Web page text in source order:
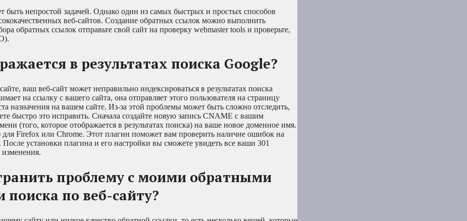
быть непростой задачей. Однако один из самых быстрых и простых способов
веб-сайтов. Создание обратных ссылок можно выполнить
обратных ссылок отправьте свой сайт на проверку webmaster tools и проверьте,
в результатах поиска Google?
ваш веб-сайт может неправильно индексироваться в результатах поиска
на ссылку с вашего сайта, она отправляет этого пользователя на страницу
назначения на вашем сайте. Из-за этой проблемы может быть сложно отследить,
быстро это исправить. Сначала создайте новую запись CNAME с вашим
(того, которое отображается в результатах поиска) на ваше новое доменное имя.
Firefox или Chrome. Этот плагин поможет вам проверить наличие ошибок на
установки плагина и его настройки вы сможете увидеть все ваши 301
проблему с моими обратными
по веб-сайту?